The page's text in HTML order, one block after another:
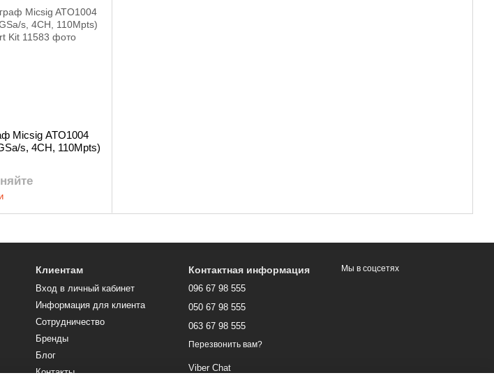
Micsig ATO1004
s, 4CH, 110Mpts)
Клиентам
Вход в личный кабинет
Информация для клиента
Сотрудничество
Бренды
Блог
Контакты
Контактная информация
096 67 98 555
050 67 98 555
063 67 98 555
Перезвонить вам?
Viber Chat
Мы в соцсетях